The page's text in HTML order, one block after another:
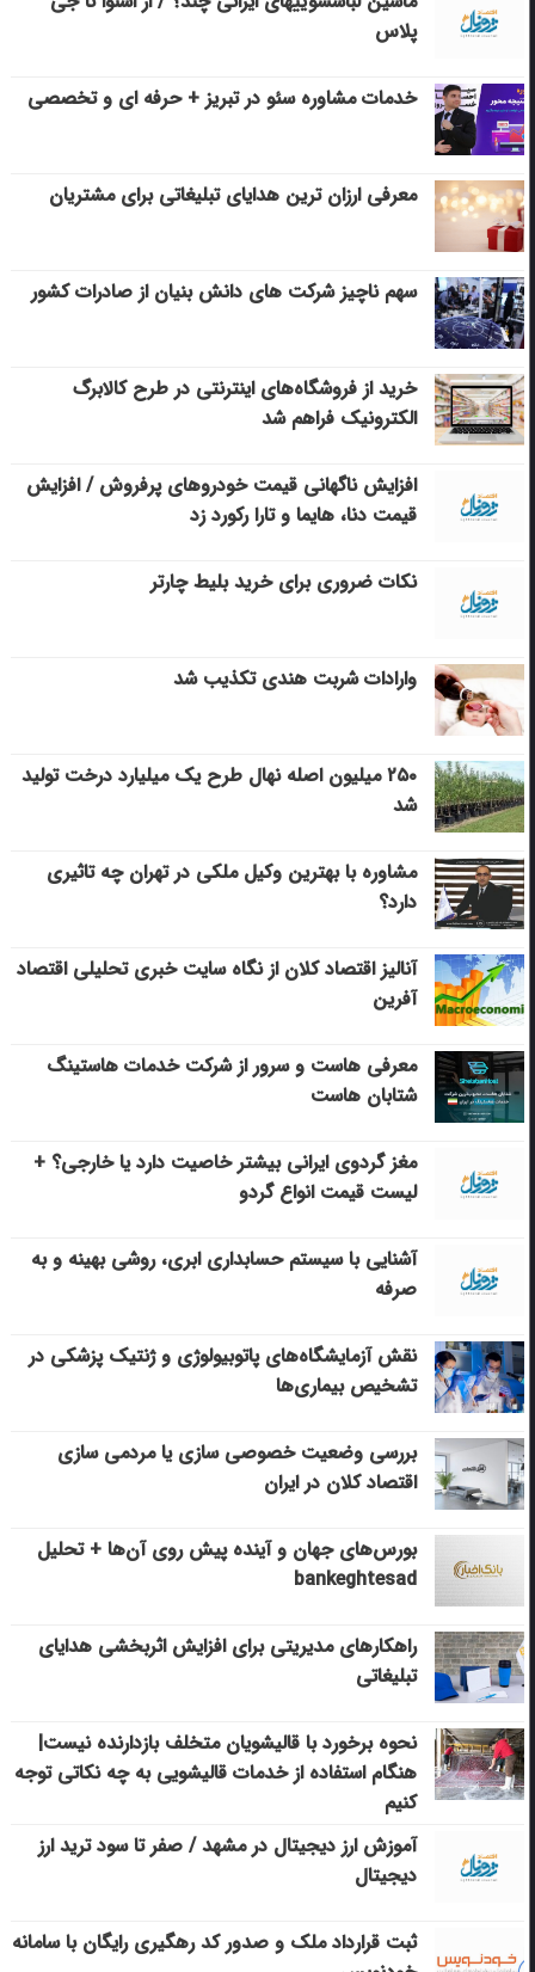
پلاس
خدمات مشاوره سئو در تبریز + حرفه ای و تخصصی
معرفی ارزان ترین هدایای تبلیغاتی برای مشتریان
سهم ناچیز شرکت های دانش بنیان از صادرات کشور
خرید از فروشگاه‌های اینترنتی در طرح کالابرگ
الکترونیک فراهم شد
افزایش ناگهانی قیمت خودروهای پرفروش / افزایش
قیمت دنا، هایما و تارا رکورد زد
نکات ضروری برای خرید بلیط چارتر
وارادات شربت هندی تکذیب شد
۲۵۰ میلیون اصله نهال طرح یک میلیارد درخت تولید
شد
مشاوره با بهترین وکیل ملکی در تهران چه تاثیری
دارد؟
آنالیز اقتصاد کلان از نگاه سایت خبری تحلیلی اقتصاد
آفرین
معرفی هاست و سرور از شرکت خدمات هاستینگ
شتابان هاست
مغز گردوی ایرانی بیشتر خاصیت دارد یا خارجی؟ +
لیست قیمت انواع گردو
آشنایی با سیستم حسابداری ابری، روشی بهینه و به
صرفه
نقش آزمایشگاه‌های پاتوبیولوژی و ژنتیک پزشکی در
تشخیص بیماری‌ها
بررسی وضعیت خصوصی سازی یا مردمی سازی
اقتصاد کلان در ایران
بورس‌های جهان و آینده پیش روی آن‌ها + تحلیل
bankeghtesad
راهکارهای مدیریتی برای افزایش اثربخشی هدایای
تبلیغاتی
نحوه برخورد با قالیشویان متخلف بازدارنده نیست|
هنگام استفاده از خدمات قالیشویی به چه نکاتی توجه
کنیم
آموزش ارز دیجیتال در مشهد / صفر تا سود ترید ارز
دیجیتال
ثبت قرارداد ملک و صدور کد رهگیری رایگان با سامانه